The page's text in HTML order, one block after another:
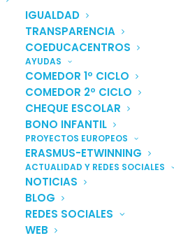
IGUALDAD
TRANSPARENCIA
COEDUCACENTROS
AYUDAS
COMEDOR 1º CICLO
COMEDOR 2º CICLO
CHEQUE ESCOLAR
BONO INFANTIL
PROYECTOS EUROPEOS
ERASMUS-ETWINNING
ACTUALIDAD Y REDES SOCIALES
NOTICIAS
BLOG
REDES SOCIALES
WEB
Consellería de
Educación.
SOLICITUD DE
Escolarización Primer y
Escuela de Verano